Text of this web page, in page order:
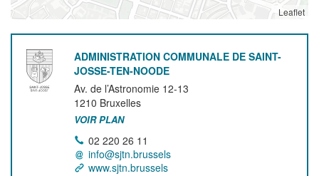
Leaflet
ADMINISTRATION COMMUNALE DE SAINT-
JOSSE-TEN-NOODE
Av. de l’Astronomie 12-13
1210 Bruxelles
VOIR PLAN
02 220 26 11
info@sjtn.brussels
www.sjtn.brussels